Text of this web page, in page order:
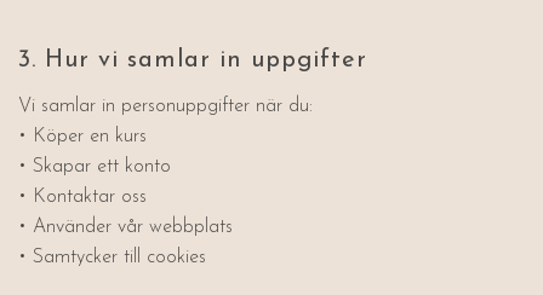
3. Hur vi samlar in uppgifter
Vi samlar in personuppgifter när du:
• Köper en kurs
• Skapar ett konto
• Kontaktar oss
• Använder vår webbplats
• Samtycker till cookies